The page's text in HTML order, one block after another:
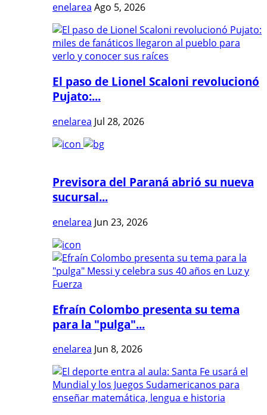
enelarea Ago 5, 2026
El paso de Lionel Scaloni revolucionó
Pujato:...
enelarea Jul 28, 2026
Previsora del Paraná abrió su nueva
sucursal...
enelarea Jun 23, 2026
Efraín Colombo presenta su tema
para la "pulga"...
enelarea Jun 8, 2026